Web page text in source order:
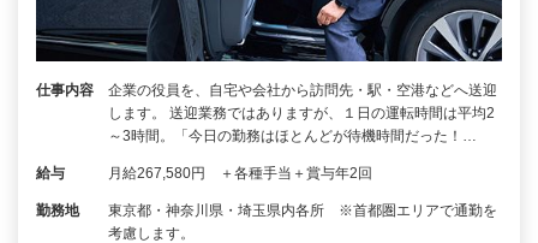
仕事内容
企業の役員を、自宅や会社から訪問先・駅・空港などへ送迎
します。 送迎業務ではありますが、１日の運転時間は平均2
～3時間。「今日の勤務はほとんどが待機時間だった！…
給与 月給267,580円 ＋各種手当＋賞与年2回
勤務地
東京都・神奈川県・埼玉県内各所 ※首都圏エリアで通勤を
考慮します。